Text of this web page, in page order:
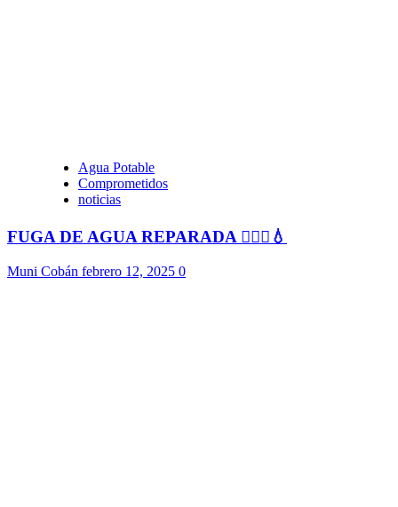
Agua Potable
Comprometidos
noticias
FUGA DE AGUA REPARADA 👷🏻‍♂️💧
Muni Cobán febrero 12, 2025 0